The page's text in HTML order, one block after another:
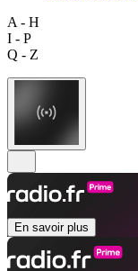
A - H
I - P
Q - Z
En savoir plus